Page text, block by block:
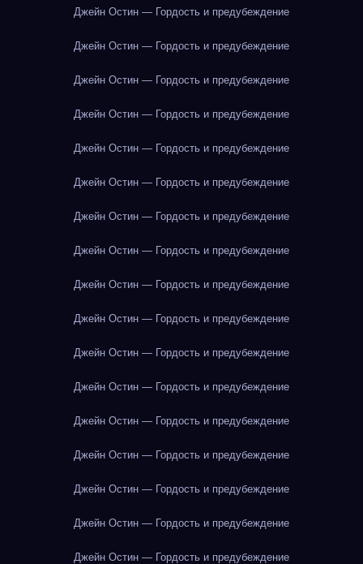
Джейн Остин — Гордость и предубеждение
Джейн Остин — Гордость и предубеждение
Джейн Остин — Гордость и предубеждение
Джейн Остин — Гордость и предубеждение
Джейн Остин — Гордость и предубеждение
Джейн Остин — Гордость и предубеждение
Джейн Остин — Гордость и предубеждение
Джейн Остин — Гордость и предубеждение
Джейн Остин — Гордость и предубеждение
Джейн Остин — Гордость и предубеждение
Джейн Остин — Гордость и предубеждение
Джейн Остин — Гордость и предубеждение
Джейн Остин — Гордость и предубеждение
Джейн Остин — Гордость и предубеждение
Джейн Остин — Гордость и предубеждение
Джейн Остин — Гордость и предубеждение
Джейн Остин — Гордость и предубеждение